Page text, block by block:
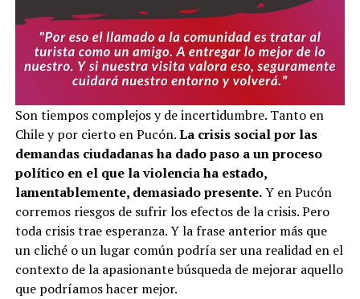
Son tiempos complejos y de incertidumbre. Tanto en
Chile y por cierto en Pucón.La crisis social por las
demandas ciudadanas ha dado paso a un proceso
político en el que la violencia ha estado,
lamentablemente, demasiado presente.Y en Pucón
corremos riesgos de sufrir los efectos de la crisis. Pero
toda crisis trae esperanza. Y la frase anterior más que
un cliché o un lugar común podría ser una realidad en el
contexto de la apasionante búsqueda de mejorar aquello
que podríamos hacer mejor.